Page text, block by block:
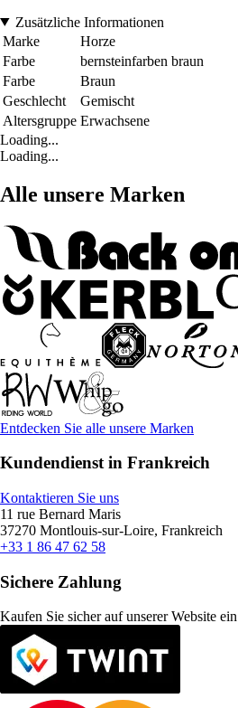
Zusätzliche Informationen
Marke
Horze
Farbe
bernsteinfarben braun
Farbe
Braun
Geschlecht
Gemischt
Altersgruppe Erwachsene
Loading...
Loading...
Alle unsere Marken
Entdecken Sie alle unsere Marken
Kundendienst in Frankreich
Kontaktieren Sie uns
11 rue Bernard Maris
37270 Montlouis-sur-Loire, Frankreich
+33 1 86 47 62 58
Sichere Zahlung
Kaufen Sie sicher auf unserer Website ein